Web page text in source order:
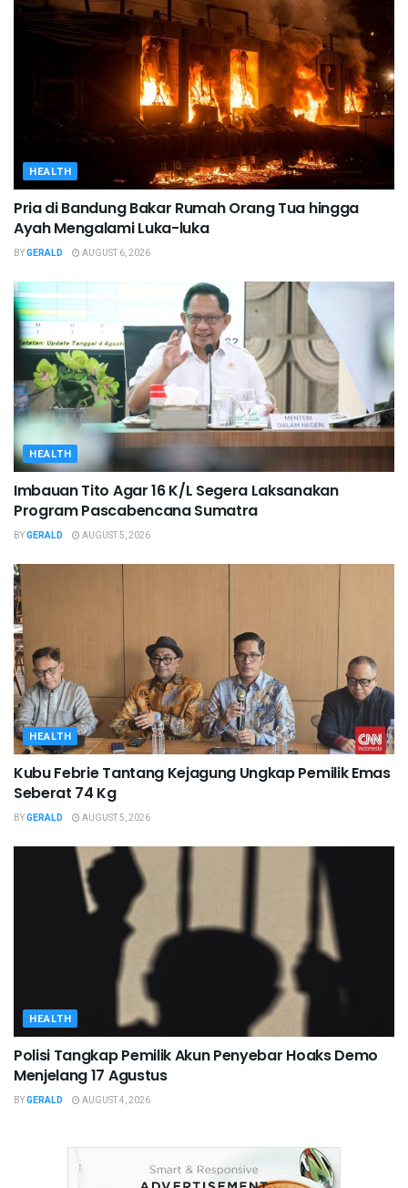
HEALTH
Pria di Bandung Bakar Rumah Orang Tua hingga
Ayah Mengalami Luka-luka
BYGERALD AUGUST 6, 2026
HEALTH
Imbauan Tito Agar 16 K/L Segera Laksanakan
Program Pascabencana Sumatra
BYGERALD AUGUST 5, 2026
HEALTH
Kubu Febrie Tantang Kejagung Ungkap Pemilik Emas
Seberat 74 Kg
BYGERALD AUGUST 5, 2026
HEALTH
Polisi Tangkap Pemilik Akun Penyebar Hoaks Demo
Menjelang 17 Agustus
BYGERALD AUGUST 4, 2026